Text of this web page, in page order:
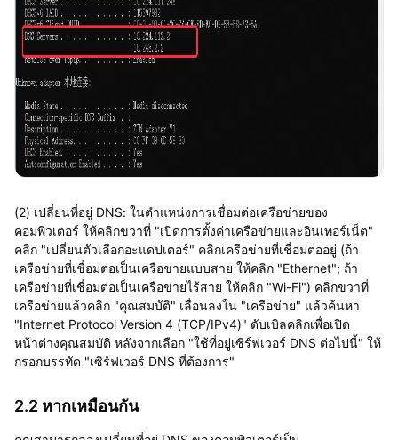
(2) เปลี่ยนที่อยู่ DNS: ในตำแหน่งการเชื่อมต่อเครือข่ายของ
คอมพิวเตอร์ ให้คลิกขวาที่ "เปิดการตั้งค่าเครือข่ายและอินเทอร์เน็ต"
คลิก "เปลี่ยนตัวเลือกอะแดปเตอร์" คลิกเครือข่ายที่เชื่อมต่ออยู่ (ถ้า
เครือข่ายที่เชื่อมต่อเป็นเครือข่ายแบบสาย ให้คลิก "Ethernet"; ถ้า
เครือข่ายที่เชื่อมต่อเป็นเครือข่ายไร้สาย ให้คลิก "Wi-Fi") คลิกขวาที่
เครือข่ายแล้วคลิก "คุณสมบัติ" เลื่อนลงใน "เครือข่าย" แล้วค้นหา
"Internet Protocol Version 4 (TCP/IPv4)" ดับเบิลคลิกเพื่อเปิด
หน้าต่างคุณสมบัติ หลังจากเลือก "ใช้ที่อยู่เซิร์ฟเวอร์ DNS ต่อไปนี้" ให้
กรอกบรรทัด "เซิร์ฟเวอร์ DNS ที่ต้องการ"
2.2 หากเหมือนกัน